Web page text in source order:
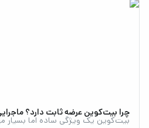
در نمودار قیمت بیت کوین در
چرا بیت‌کوین عرضه ثابت دارد؟
بیت‌کوین یک ویژگی ساده اما بسیار